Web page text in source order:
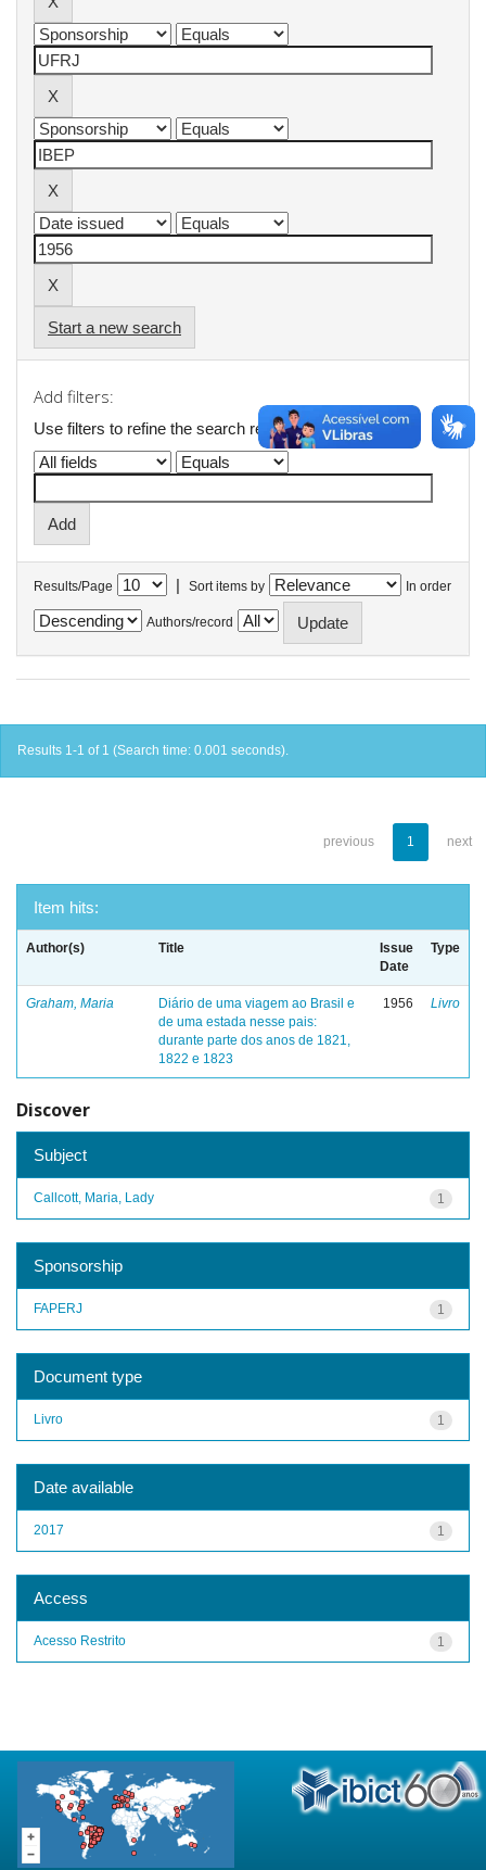
Start a new search
Add filters:
Use filters to refine the search results.
Results/Page | Sort items by In order
Authors/record
Results 1-1 of 1 (Search time: 0.001 seconds).
previous 1 next
Item hits:
Author(s) Title
Issue
Date
Type
Graham, Maria
Diário de uma viagem ao Brasil e
de uma estada nesse pais:
durante parte dos anos de 1821,
1822 e 1823
1956 Livro
Discover
Subject
1
Callcott, Maria, Lady
Sponsorship
1
FAPERJ
Document type
1
Livro
Date available
1
2017
Access
1
Acesso Restrito